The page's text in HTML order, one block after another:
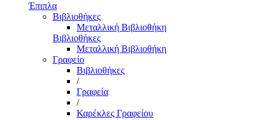
Έπιπλα
Βιβλιοθήκες
Μεταλλική Βιβλιοθήκη
Βιβλιοθήκες
Μεταλλική Βιβλιοθήκη
Γραφείο
Βιβλιοθήκες
/
Γραφεία
/
Καρέκλες Γραφείου